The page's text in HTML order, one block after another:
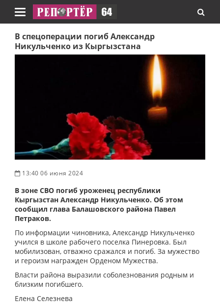
Навигация
В спецоперации погиб Александр
Никульченко из Кыргызстана
13:40 06 июня 2024
В зоне СВО погиб уроженец республики
Кыргызстан Александр Никульченко. Об этом
сообщил глава Балашовского района Павел
Петраков.
По информации чиновника, Александр Никульченко
учился в школе рабочего поселка Пинеровка. Был
мобилизован, отважно сражался и погиб. За мужество
и героизм награжден Орденом Мужества.
Власти района выразили соболезнования родным и
близким погибшего.
Елена Селезнева